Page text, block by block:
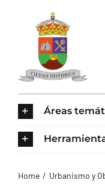
contenido
Áreas
Home
Urbanismo y